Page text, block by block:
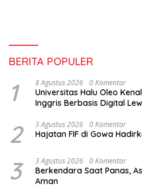
BERITA POPULER
1 8 Agustus 2026 0 Komentar
Universitas Halu Oleo
Inggris Berbasis Digital
2 3 Agustus 2026 0 Komentar
Hajatan FIF di Gowa
3 3 Agustus 2026 0 Komentar
Berkendara Saat Panas,
Aman